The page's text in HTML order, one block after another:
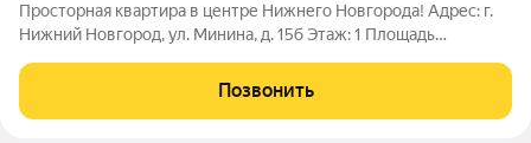
Просторная квартира в центре Нижнего Новгорода! Адрес: г.
Нижний Новгород, ул. Минина, д. 15б Этаж: 1 Площадь
полная автономия. Высота потолков 4 м ощущение свободы и
возможность создать
Позвонить